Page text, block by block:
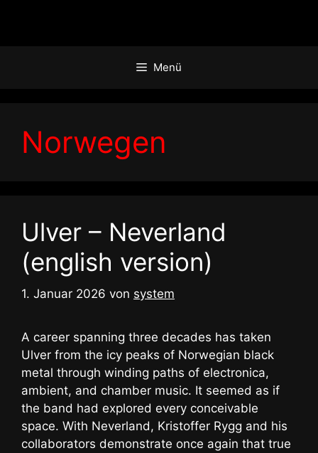
Menü
Norwegen
Ulver – Neverland
(english version)
1. Januar 2026 von system
A career spanning three decades has taken
Ulver from the icy peaks of Norwegian black
metal through winding paths of electronica,
ambient, and chamber music. It seemed as if
the band had explored every conceivable
space. With Neverland, Kristoffer Rygg and his
collaborators demonstrate once again that true